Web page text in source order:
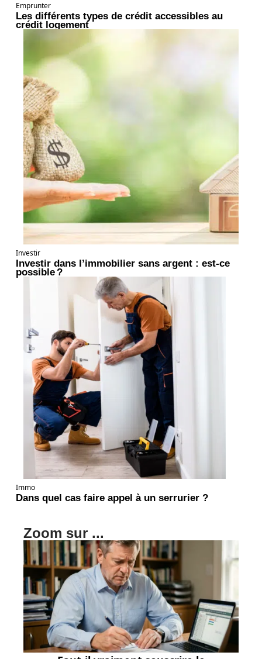
Emprunter
Les différents types de crédit accessibles au
crédit logement
Investir
Investir dans l’immobilier sans argent : est-ce
possible ?
Immo
Dans quel cas faire appel à un serrurier ?
Zoom sur ...